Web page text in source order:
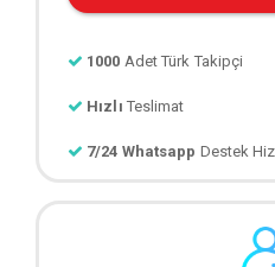
1000 Adet Türk Takipçi
Hızlı Teslimat
7/24 Whatsapp